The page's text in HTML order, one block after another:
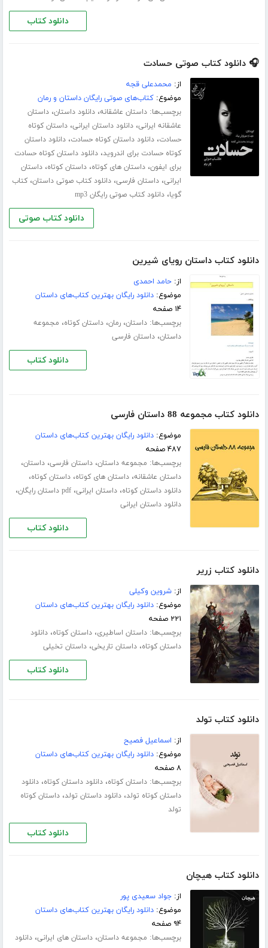
دانلود کتاب
🎧 دانلود کتاب صوتی حسادت
از: محمدعلی قجه
موضوع:کتاب‌های صوتی رایگان داستان و رمان
برچسب‌ها:داستان عاشقانه،دانلود داستان،داستان
عاشقانه ایرانی،دانلود داستان ایرانی،داستان کوتاه
حسادت،دانلود داستان کوتاه حسادت،دانلود داستان
کوتاه حسادت برای اندروید،دانلود داستان کوتاه حسادت
برای ایفون،داستان های کوتاه،داستان کوتاه،داستان
ایرانی،داستان فارسی،دانلود کتاب صوتی داستان،کتاب
گویا،دانلود کتاب صوتی رایگان mp3
دانلود کتاب صوتی
دانلود کتاب داستان رویای شیرین
از:حامد احمدی
موضوع:دانلود رایگان بهترین کتاب‌های داستان
۱۴ صفحه
برچسب‌ها:داستان،رمان،داستان کوتاه، مجموعه
داستان،داستان فارسی
دانلود کتاب
دانلود کتاب مجموعه 88 داستان فارسی
موضوع:دانلود رایگان بهترین کتاب‌های داستان
۴۸۷ صفحه
برچسب‌ها: مجموعه داستان،داستان فارسی،داستان،
داستان عاشقانه،داستان های کوتاه،داستان کوتاه،
دانلود داستان کوتاه،داستان ایرانی،pdf داستان رایگان ،
دانلود داستان ایرانی
دانلود کتاب
دانلود کتاب زریر
از:شروین وکیلی
موضوع:دانلود رایگان بهترین کتاب‌های داستان
۲۲۱ صفحه
برچسب‌ها:داستان اساطیری،داستان کوتاه،دانلود
داستان کوتاه،داستان تاریخی،داستان تخیلی
دانلود کتاب
دانلود کتاب تولد
از: اسماعیل فصیح
موضوع:دانلود رایگان بهترین کتاب‌های داستان
۸ صفحه
برچسب‌ها:داستان کوتاه،دانلود داستان کوتاه،دانلود
داستان کوتاه تولد،دانلود داستان تولد،داستان کوتاه
تولد
دانلود کتاب
دانلود کتاب هیچان
از:جواد سعیدی پور
موضوع:دانلود رایگان بهترین کتاب‌های داستان
۹۴ صفحه
برچسب‌ها: مجموعه داستان،داستان های ایرانی،دانلود